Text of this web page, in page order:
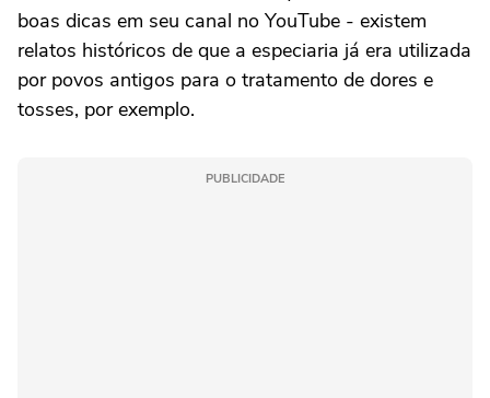
boas dicas em seu canal no YouTube - existem
relatos históricos de que a especiaria já era utilizada
por povos antigos para o tratamento de dores e
tosses, por exemplo.
PUBLICIDADE